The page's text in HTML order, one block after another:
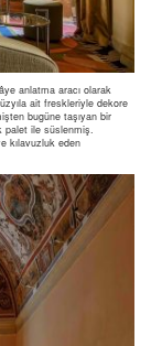
anlatma aracı olarak
ait freskleriyle dekore
bugüne taşıyan bir
palet ile süslenmiş.
kılavuzluk eden